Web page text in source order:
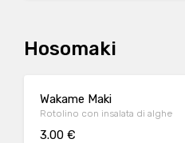
Hosomaki
Wakame Maki
Rotolino con insalata di alghe
3.00 €